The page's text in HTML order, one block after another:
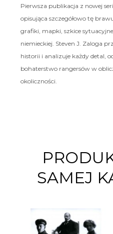
Pierwsza publikacja z nowej
opisująca szczegółowo tę
grafiki, mapki, szkice
niemieckiej. Steven J. Zaloga
historii i analizuje każdy detal,
bohaterstwo rangersów w
okoliczności.
SAMEJ